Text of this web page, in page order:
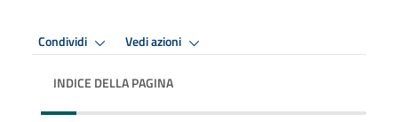
Condividi Vedi azioni
INDICE DELLA PAGINA